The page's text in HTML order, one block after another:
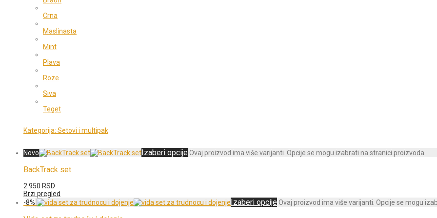
Crna
Maslinasta
Mint
Plava
Roze
Siva
Teget
Kategorija: Setovi i multipak
Novo Izaberi opcije Ovaj proizvod ima više varijanti. Opcije se mogu izabrati na stranici proizvoda
BackTrack set
2.950 RSD
Brzi pregled
-8% Izaberi opcije Ovaj proizvod ima više varijanti. Opcije se mogu